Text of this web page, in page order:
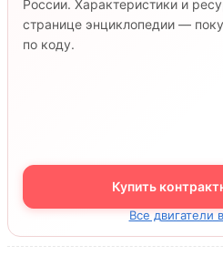
России. Характеристики и
странице энциклопедии —
по коду.
Купить
Все двигатели